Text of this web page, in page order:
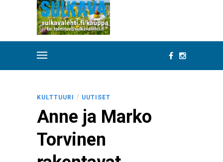
KULTTUURI / UUTISET
Anne ja Marko
Torvinen